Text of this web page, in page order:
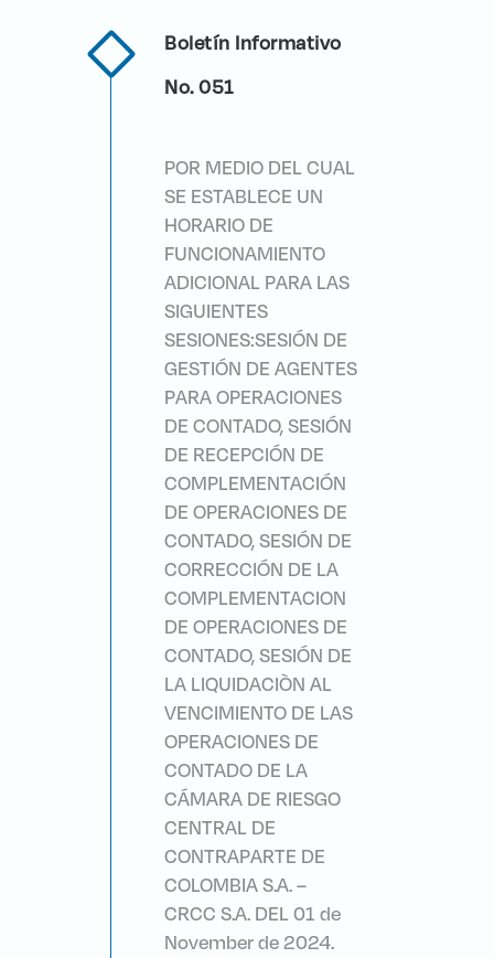
Boletín Informativo
No. 051
POR MEDIO DEL CUAL
SE ESTABLECE UN
HORARIO DE
FUNCIONAMIENTO
ADICIONAL PARA LAS
SIGUIENTES
SESIONES:SESIÓN DE
GESTIÓN DE AGENTES
PARA OPERACIONES
DE CONTADO, SESIÓN
DE RECEPCIÓN DE
COMPLEMENTACIÓN
DE OPERACIONES DE
CONTADO, SESIÓN DE
CORRECCIÓN DE LA
COMPLEMENTACION
DE OPERACIONES DE
CONTADO, SESIÓN DE
LA LIQUIDACIÒN AL
VENCIMIENTO DE LAS
OPERACIONES DE
CONTADO DE LA
CÁMARA DE RIESGO
CENTRAL DE
CONTRAPARTE DE
COLOMBIA S.A. –
CRCC S.A. DEL 01 de
November de 2024.